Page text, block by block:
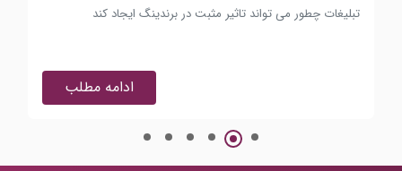
تبلیغات چطور می تواند تاثیر مثبت در برندینگ ایجاد کند
ادامه مطلب